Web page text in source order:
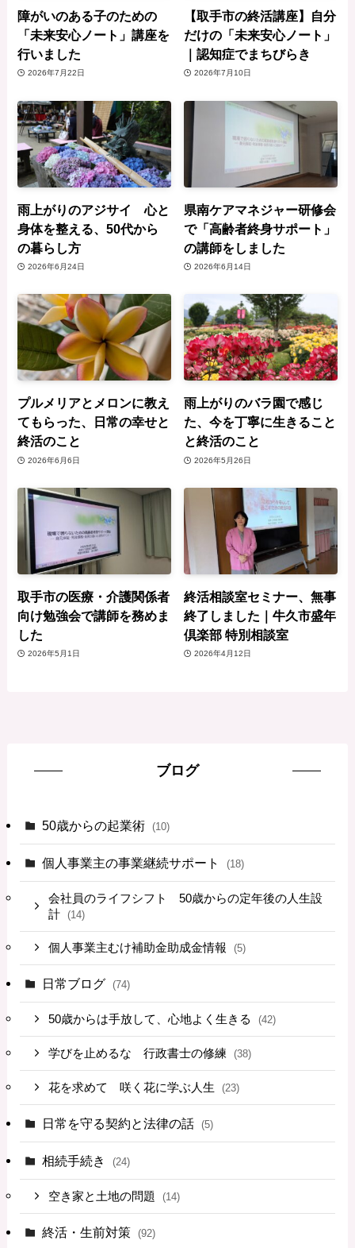
障がいのある子のための
「未来安心ノート」講座を
行いました
2026年7月22日
【取手市の終活講座】自分
だけの「未来安心ノート」
｜認知症でまちびらき
2026年7月10日
雨上がりのアジサイ 心と
身体を整える、50代から
の暮らし方
2026年6月24日
県南ケアマネジャー研修会
で「高齢者終身サポート」
の講師をしました
2026年6月14日
プルメリアとメロンに教え
てもらった、日常の幸せと
終活のこと
2026年6月6日
雨上がりのバラ園で感じ
た、今を丁寧に生きること
と終活のこと
2026年5月26日
取手市の医療・介護関係者
向け勉強会で講師を務めま
した
2026年5月1日
終活相談室セミナー、無事
終了しました｜牛久市盛年
倶楽部 特別相談室
2026年4月12日
ブログ
50歳からの起業術 (10)
個人事業主の事業継続サポート (18)
会社員のライフシフト 50歳からの定年後の人生設
計
(14)
個人事業主むけ補助金助成金情報 (5)
日常ブログ (74)
50歳からは手放して、心地よく生きる (42)
学びを止めるな 行政書士の修練 (38)
花を求めて 咲く花に学ぶ人生 (23)
日常を守る契約と法律の話 (5)
相続手続き (24)
空き家と土地の問題 (14)
終活・生前対策 (92)